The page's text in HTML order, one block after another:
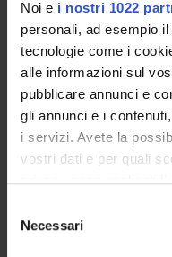
Noi e i nostri 1022
personali, ad esempio
tecnologie come i
alle informazioni sul
pubblicare annunci e
gli annunci e i
i servizi. Avete la
vostri dati e per quali
privacy sono applicabili
modificare o revocare il
momento dalla
delNecessari
CORSI DI LAUREA
POST LAUREA